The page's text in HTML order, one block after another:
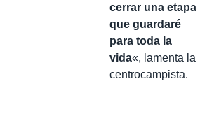
cerrar una etapa
que guardaré
para toda la
vida«, lamenta la
centrocampista.